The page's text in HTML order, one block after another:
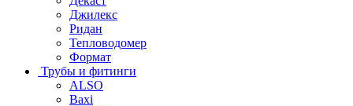
Джилекс
Ридан
Тепловодомер
Формат
Трубы и фитинги
ALSO
Baxi